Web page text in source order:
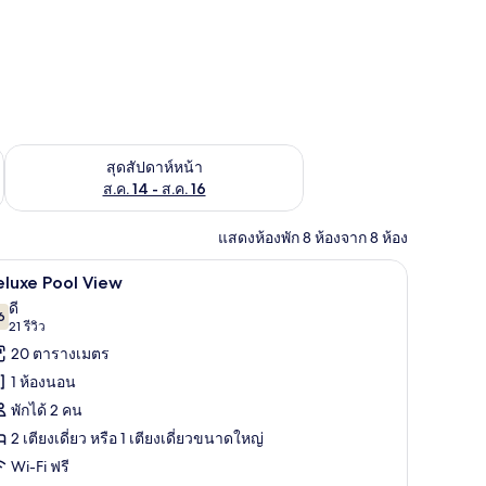
ส.ค. 7 - ส.ค. 9สุดสัปดาห์หน้า
ส.ค. 14 - ส.ค. 16
ตรวจสอบจำนวนห้องพักว่างในสุดสัปดาห์หน้า ส.ค. 14 - ส.ค. 16
แสดงห้องพัก 8 ห้องจาก 8 ห้อง
ทำงาน, Wi-Fi ฟรี, ผ้าปูที่นอน
ถ่าย
หมด
Deluxe Pool View | มินิบาร์, โต๊ะทำงาน, Wi-Fi
12 Pool View
จาก 10
ดี
21 รีวิว
(21
รีวิว)
20 ตารางเมตร
1 ห้องนอน
พักได้ 2 คน
2 เตียงเดี่ยว หรือ 1 เตียงเดี่ยวขนาดใหญ่
Wi-Fi ฟรี